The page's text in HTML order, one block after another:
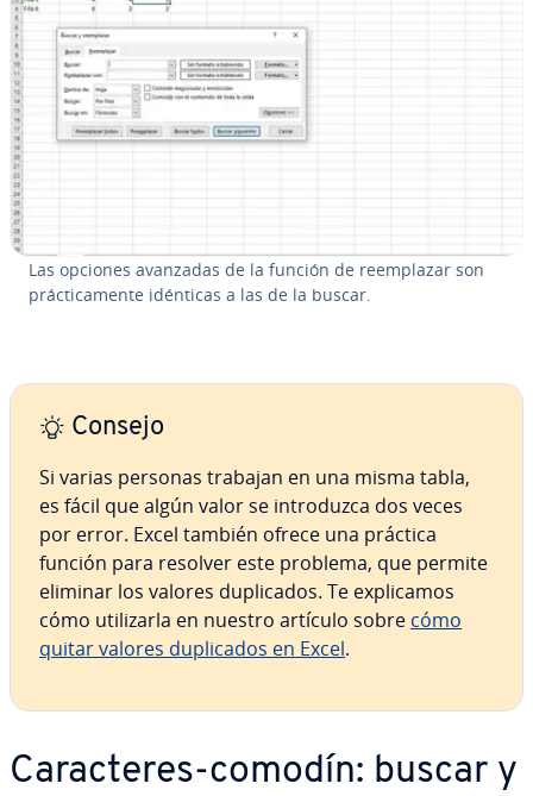
Las opciones avanzadas de la función de re­em­pla­zar son
prá­c­ti­ca­me­n­te idénticas a las de la buscar.
Consejo
Si varias personas trabajan en una misma tabla,
es fácil que algún valor se in­tro­du­z­ca dos veces
por error. Excel también ofrece una práctica
función para resolver este problema, que permite
eliminar los valores du­pli­ca­dos. Te ex­pli­ca­mos
cómo uti­li­zar­la en nuestro artículo sobre cómo
quitar valores du­pli­ca­dos en Excel.
Ca­ra­c­te­res-comodín: buscar y